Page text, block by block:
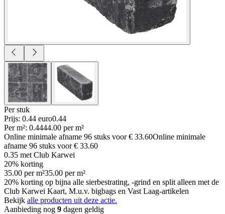
Per stuk
Prijs: 0.44 euro0.44
Per m²: 0.4444.00 per m²
Online minimale afname 96 stuks voor€ 33.60Online minimale
afname 96 stuks voor€ 33.60
0.35 met Club Karwei
20% korting
35.00 per m²35.00 per m²
20% korting op bijna alle sierbestrating, -grind en split alleen met de
Club Karwei Kaart, M.u.v. bigbags en Vast Laag-artikelen
Bekijk alle producten uit deze actie.
Aanbieding nog 9 dagen geldig